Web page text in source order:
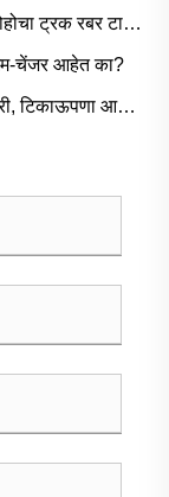
ट्रक रबर टायर
चेंजर आहेत का?
टिकाऊपणा आणि